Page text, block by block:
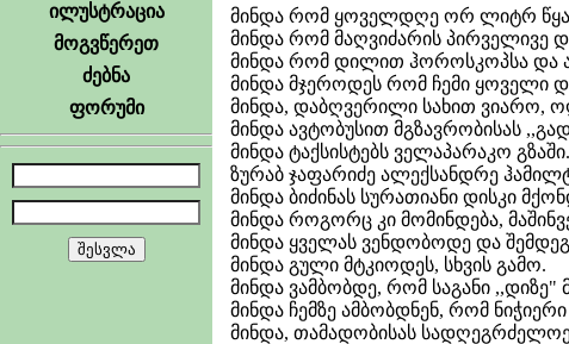
ილუსტრაცია
მოგვწერეთ
ძებნა
ფორუმი
მინდა რომ ყოველდღე ორ ლიტრ
მინდა რომ მაღვიძარის პირველივე
მინდა რომ დილით ჰოროსკოპსა და
მინდა მჯეროდეს რომ ჩემი ყოველი
მინდა, დაბღვერილი სახით ვიარო,
მინდა ავტობუსით მგზავრობისას
მინდა ტაქსისტებს ველაპარაკო გზაში.
ზურაბ ჯაფარიძე ალექსანდრე
მინდა ბიძინას სურათიანი დისკი
მინდა როგორც კი მომინდება,
მინდა ყველას ვენდობოდე და
მინდა გული მტკიოდეს, სხვის გამო.
მინდა ვამბობდე, რომ საგანი
მინდა ჩემზე ამბობდნენ, რომ
მინდა, თამადობისას